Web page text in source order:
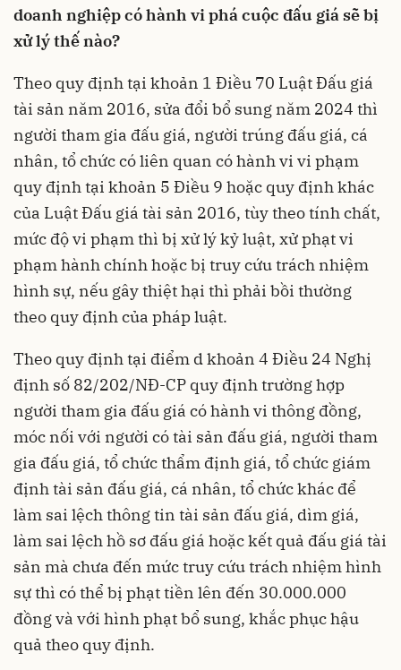
doanh nghiệp có hành vi phá cuộc đấu giá sẽ bị
xử lý thế nào?
Theo quy định tại khoản 1 Điều 70 Luật Đấu giá
tài sản năm 2016, sửa đổi bổ sung năm 2024 thì
người tham gia đấu giá, người trúng đấu giá, cá
nhân, tổ chức có liên quan có hành vi vi phạm
quy định tại khoản 5 Điều 9 hoặc quy định khác
của Luật Đấu giá tài sản 2016, tùy theo tính chất,
mức độ vi phạm thì bị xử lý kỷ luật, xử phạt vi
phạm hành chính hoặc bị truy cứu trách nhiệm
hình sự, nếu gây thiệt hại thì phải bồi thường
theo quy định của pháp luật.
Theo quy định tại điểm d khoản 4 Điều 24 Nghị
định số 82/202/NĐ-CP quy định trường hợp
người tham gia đấu giá có hành vi thông đồng,
móc nối với người có tài sản đấu giá, người tham
gia đấu giá, tổ chức thẩm định giá, tổ chức giám
định tài sản đấu giá, cá nhân, tổ chức khác để
làm sai lệch thông tin tài sản đấu giá, dìm giá,
làm sai lệch hồ sơ đấu giá hoặc kết quả đấu giá tài
sản mà chưa đến mức truy cứu trách nhiệm hình
sự thì có thể bị phạt tiền lên đến 30.000.000
đồng và với hình phạt bổ sung, khắc phục hậu
quả theo quy định.